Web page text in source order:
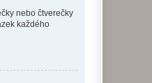
nebo čtverečky
každého